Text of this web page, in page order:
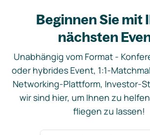
Beginnen Sie mit
nächsten
Unabhängig vom Format -
oder hybrides Event, 1:1-
Networking-Plattform, Investor-
wir sind hier, um Ihnen zu
fliegen zu lassen!